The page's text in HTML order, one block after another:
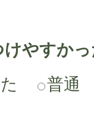
やすか
普通